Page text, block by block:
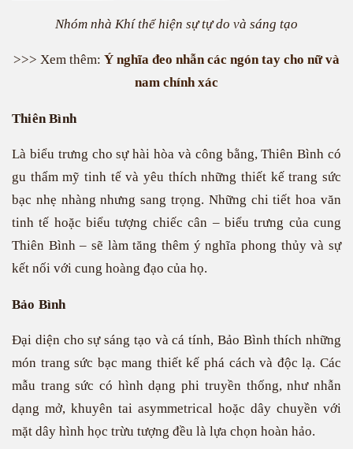
Nhóm nhà Khí thể hiện sự tự do và sáng tạo
>>> Xem thêm: Ý nghĩa đeo nhẫn các ngón tay cho nữ và
nam chính xác
Thiên Bình
Là biểu trưng cho sự hài hòa và công bằng, Thiên Bình có
gu thẩm mỹ tinh tế và yêu thích những thiết kế trang sức
bạc nhẹ nhàng nhưng sang trọng. Những chi tiết hoa văn
tinh tế hoặc biểu tượng chiếc cân – biểu trưng của cung
Thiên Bình – sẽ làm tăng thêm ý nghĩa phong thủy và sự
kết nối với cung hoàng đạo của họ.
Bảo Bình
Đại diện cho sự sáng tạo và cá tính, Bảo Bình thích những
món trang sức bạc mang thiết kế phá cách và độc lạ. Các
mẫu trang sức có hình dạng phi truyền thống, như nhẫn
dạng mở, khuyên tai asymmetrical hoặc dây chuyền với
mặt dây hình học trừu tượng đều là lựa chọn hoàn hảo.